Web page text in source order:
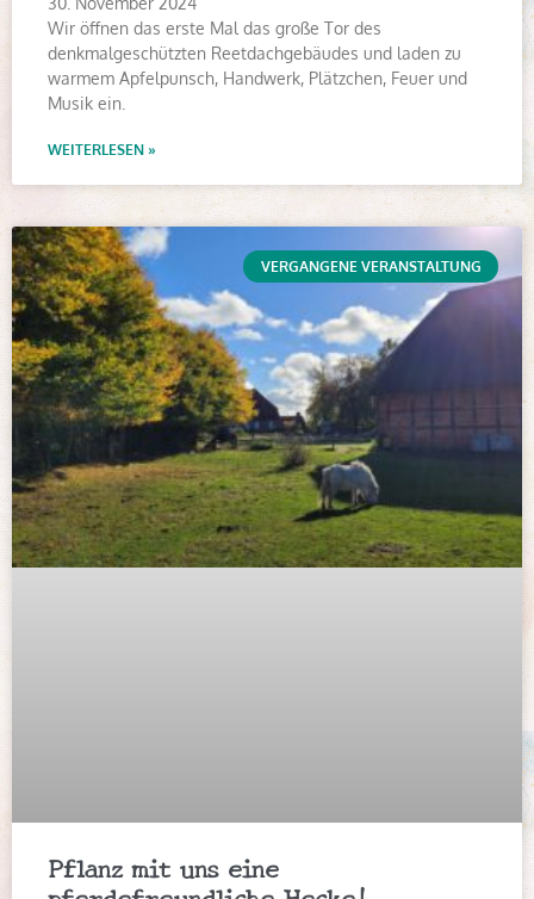
Wir öffnen das erste Mal das große Tor des
denkmalgeschützten Reetdachgebäudes und laden zu
warmem Apfelpunsch, Handwerk, Plätzchen, Feuer und
Musik ein.
WEITERLESEN »
VERGANGENE VERANSTALTUNG
Pflanz mit uns eine